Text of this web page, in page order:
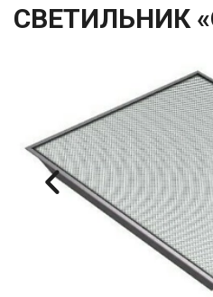
СВЕТИЛЬНИК